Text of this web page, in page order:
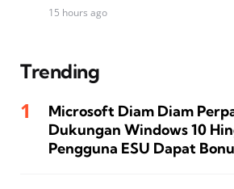
15 hours ago
Trending
Microsoft Diam Diam
Dukungan Windows 10
Pengguna ESU Dapat